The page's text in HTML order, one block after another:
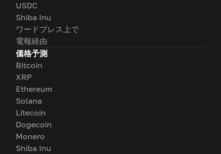
USDC
Shiba Inu
ワードプレス上で
電報経由
価格予測
Bitcoin
XRP
Ethereum
Solana
Litecoin
Dogecoin
Monero
Shiba Inu